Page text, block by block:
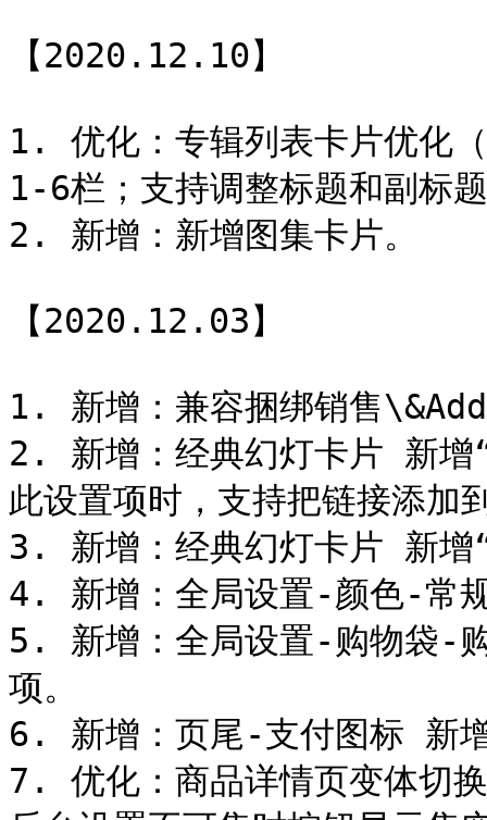
【2020.12.10】
1. 优化：专辑列表卡片优化
1-6栏；支持调整标题和副标
2. 新增：新增图集卡片。
【2020.12.03】
1. 新增：兼容捆绑销售
2. 新增：经典幻灯卡片 新增
此设置项时，支持把链接添加
3. 新增：经典幻灯卡片 新增
4. 新增：全局设置-颜色-常
5. 新增：全局设置-购物袋-
项。
6. 新增：页尾-支付图标 新
7. 优化：商品详情页变体切